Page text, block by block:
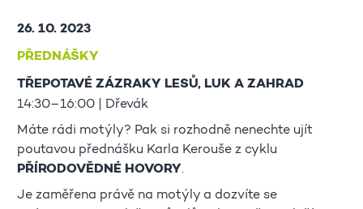
26. 10. 2023
PŘEDNÁŠKY
TŘEPOTAVÉ ZÁZRAKY LESŮ, LUK A ZAHRAD
14:30–16:00 | Dřevák
Máte rádi motýly? Pak si rozhodně nenechte ujít
poutavou přednášku Karla Kerouše z cyklu
PŘÍRODOVĚDNÉ HOVORY.
Je zaměřena právě na motýly a dozvíte se